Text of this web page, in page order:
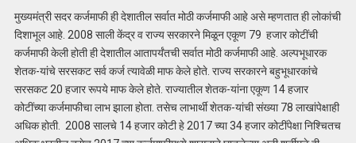
मुख्यमंत्री सदर कर्जमाफी ही देशातील सर्वात मोठी कर्जमाफी आहे असे म्हणतात ही लोकांची
दिशाभूल आहे. 2008 साली केंद्र व राज्य सरकारने मिळून एकूण 79 हजार कोटींची
कर्जमाफी केली होती ही देशातील आतापर्यंतची सर्वात मोठी कर्जमाफी आहे. अल्पभूधारक
शेतक-यांचे सरसकट सर्व कर्ज त्यावेळी माफ केले होते. राज्य सरकारने बहुभूधारकांचे
सरसकट 20 हजार रूपये माफ केले होते. राज्यातील शेतक-यांना एकूण 14 हजार
कोटींच्या कर्जमाफीचा लाभ झाला होता. तसेच लाभार्थी शेतक-यांची संख्या 78 लाखांपेक्षाही
अधिक होती. 2008 सालचे 14 हजार कोटी हे 2017 च्या 34 हजार कोटींपेक्षा निश्चितच